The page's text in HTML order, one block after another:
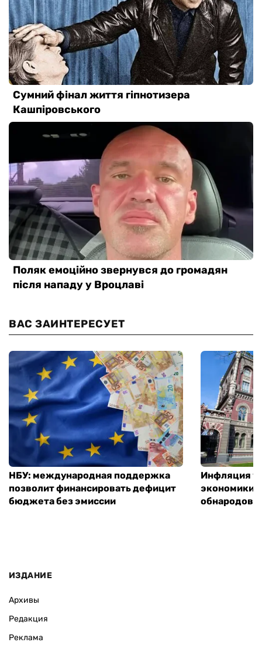
ВАС ЗАИНТЕРЕСУЕТ
НБУ: международная поддержка
позволит финансировать дефицит
бюджета без эмиссии
Инфляция
экономики
ИЗДАНИЕ
Архивы
Редакция
Реклама